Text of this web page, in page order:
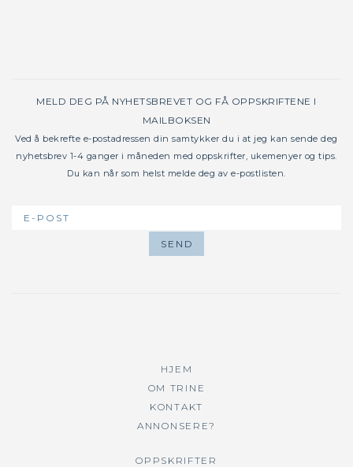
MELD DEG PÅ NYHETSBREVET OG FÅ OPPSKRIFTENE I
MAILBOKSEN
Ved å bekrefte e-postadressen din samtykker du i at jeg kan sende deg
nyhetsbrev 1-4 ganger i måneden med oppskrifter, ukemenyer og tips.
Du kan når som helst melde deg av e-postlisten.
HJEM
OM TRINE
KONTAKT
ANNONSERE?
OPPSKRIFTER